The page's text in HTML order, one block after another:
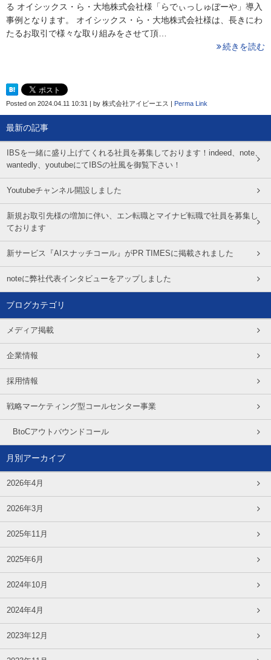
る オイシックス・ら・大地株式会社様「らでぃっしゅぼーや」導入
事例となります。 オイシックス・ら・大地株式会社様は、長きにわ
たるお取引で様々な取り組みをさせて頂…
続きを読む
Posted on 2024.04.11 10:31 | by 株式会社アイビーエス | Perma Link
最新の記事
IBSを一緒に盛り上げてくれる社員を募集しております！indeed、note、
wantedly、youtubeにてIBSの社風を御覧下さい！
Youtubeチャンネル開設しました
新規お取引先様の増加に伴い、エン転職とマイナビ転職で社員を募集し
ております
新サービス『AIスナッチコール』がPR TIMESに掲載されました
noteに弊社代表インタビューをアップしました
ブログカテゴリ
メディア掲載
企業情報
採用情報
戦略マーケティング型コールセンター事業
BtoCアウトバウンドコール
月別アーカイブ
2026年4月
2026年3月
2025年11月
2025年6月
2024年10月
2024年4月
2023年12月